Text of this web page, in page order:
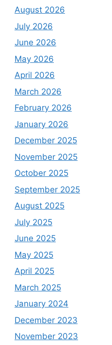
August 2026
July 2026
June 2026
May 2026
April 2026
March 2026
February 2026
January 2026
December 2025
November 2025
October 2025
September 2025
August 2025
July 2025
June 2025
May 2025
April 2025
March 2025
January 2024
December 2023
November 2023